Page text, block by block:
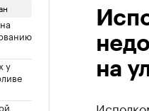
у
на